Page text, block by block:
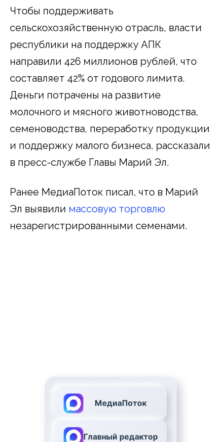
Чтобы поддерживать
сельскохозяйственную отрасль, власти
республики на поддержку АПК
направили 426 миллионов рублей, что
составляет 42% от годового лимита.
Деньги потрачены на развитие
молочного и мясного животноводства,
семеноводства, переработку продукции
и поддержку малого бизнеса, рассказали
в пресс-службе Главы Марий Эл.
Ранее МедиаПоток писал, что в Марий
Эл выявили массовую торговлю
незарегистрированными семенами.
МедиаПоток
Главный редактор